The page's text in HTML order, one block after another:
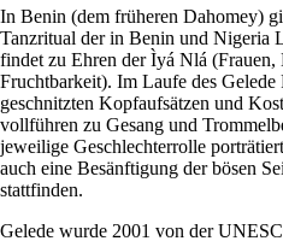
In Benin (dem früheren Dahomey)
Tanzritual der in Benin und Nigeria
findet zu Ehren der Ìyá Nlá
Fruchtbarkeit). Im Laufe des
geschnitzten Kopfaufsätzen und
vollführen zu Gesang und
jeweilige Geschlechterrolle
auch eine Besänftigung der bösen
stattfinden.
Gelede wurde 2001 von der